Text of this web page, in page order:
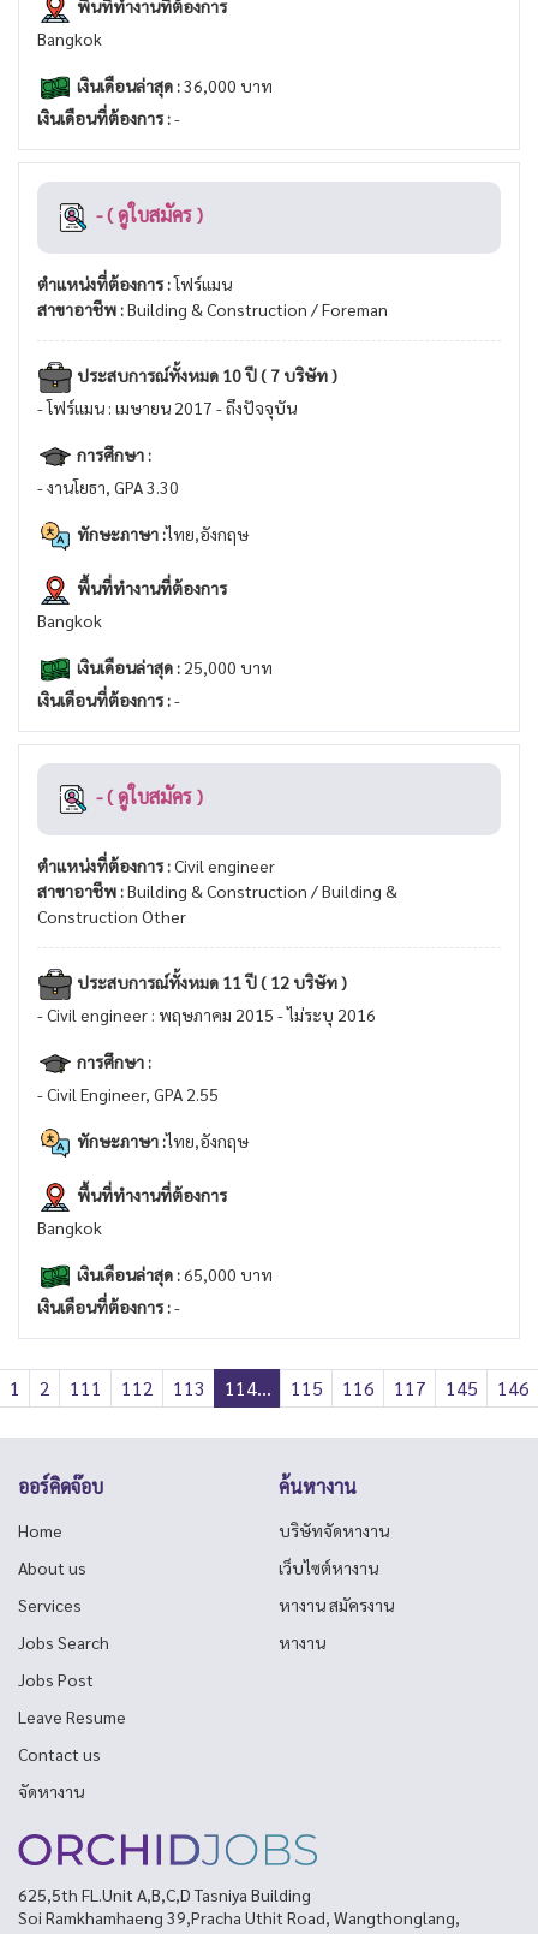
พื้นที่ทำงานที่ต้องการ
Bangkok
เงินเดือนล่าสุด :36,000 บาท
เงินเดือนที่ต้องการ :-
- ( ดูใบสมัคร )
ตำแหน่งที่ต้องการ :โฟร์แมน
สาขาอาชีพ :Building & Construction / Foreman
ประสบการณ์ทั้งหมด 10 ปี ( 7 บริษัท )
- โฟร์แมน : เมษายน 2017 - ถึงปัจจุบัน
การศึกษา :
- งานโยธา, GPA 3.30
ทักษะภาษา :ไทย,อังกฤษ
พื้นที่ทำงานที่ต้องการ
Bangkok
เงินเดือนล่าสุด : 25,000 บาท
เงินเดือนที่ต้องการ :-
- ( ดูใบสมัคร )
ตำแหน่งที่ต้องการ :Civil engineer
สาขาอาชีพ :Building & Construction / Building &
Construction Other
ประสบการณ์ทั้งหมด 11 ปี ( 12 บริษัท )
- Civil engineer : พฤษภาคม 2015 - ไม่ระบุ 2016
การศึกษา :
- Civil Engineer, GPA 2.55
ทักษะภาษา :ไทย,อังกฤษ
พื้นที่ทำงานที่ต้องการ
Bangkok
เงินเดือนล่าสุด :65,000 บาท
เงินเดือนที่ต้องการ :-
1 2 111 112 113 114... 115 116 117 145 146
ออร์คิดจ๊อบ
Home
About us
Services
Jobs Search
Jobs Post
Leave Resume
Contact us
จัดหางาน
ค้นหางาน
บริษัทจัดหางาน
เว็บไซต์หางาน
หางาน สมัครงาน
หางาน
625,5th FL.Unit A,B,C,D Tasniya Building
Soi Ramkhamhaeng 39,Pracha Uthit Road, Wangthonglang,